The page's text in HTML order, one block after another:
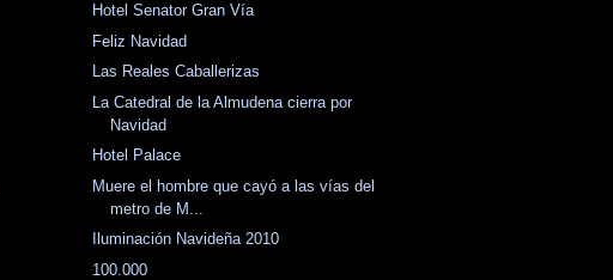
Hotel Senator Gran Vía
Feliz Navidad
Las Reales Caballerizas
La Catedral de la Almudena cierra por
Navidad
Hotel Palace
Muere el hombre que cayó a las vías del
metro de M...
Iluminación Navideña 2010
100.000